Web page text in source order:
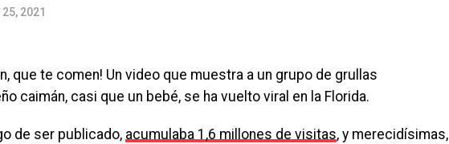
2021
que te comen! Un video que muestra a un grupo de grullas
caimán, casi que un bebé, se ha vuelto viral en la Florida.
de ser publicado, acumulaba 1,6 millones de visitas, y merecidísimas,